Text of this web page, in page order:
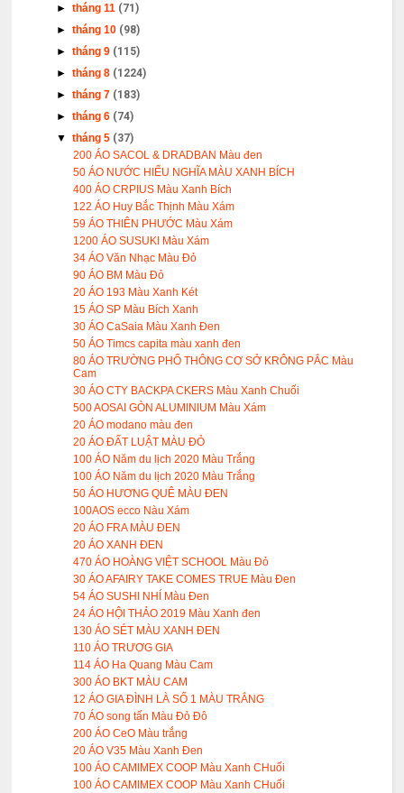
►tháng 11 (71)
►tháng 10 (98)
►tháng 9 (115)
►tháng 8 (1224)
►tháng 7 (183)
►tháng 6 (74)
▼tháng 5 (37)
200 ÁO SACOL & DRADBAN Màu đen
50 ÁO NƯỚC HIẾU NGHĨA MÀU XANH BÍCH
400 ÁO CRPIUS Màu Xanh Bích
122 ÁO Huy Bắc Thịnh Màu Xám
59 ÁO THIÊN PHƯỚC Màu Xám
1200 ÁO SUSUKI Màu Xám
34 ÁO Văn Nhạc Màu Đỏ
90 ÁO BM Màu Đỏ
20 ÁO 193 Màu Xanh Két
15 ÁO SP Màu Bích Xanh
30 ÁO CaSaia Màu Xanh Đen
50 ÁO Timcs capita màu xanh đen
80 ÁO TRƯỜNG PHỔ THÔNG CƠ SỞ KRÔNG PẮC Màu
Cam
30 ÁO CTY BACKPA CKERS Màu Xanh Chuối
500 AOSAI GÒN ALUMINIUM Màu Xám
20 ÁO modano màu đen
20 ÁO ĐẤT LUẬT MÀU ĐỎ
100 ÁO Năm du lịch 2020 Màu Trắng
100 ÁO Năm du lịch 2020 Màu Trắng
50 ÁO HƯƠNG QUÊ MÀU ĐEN
100AOS ecco Nàu Xám
20 ÁO FRA MÀU ĐEN
20 ÁO XANH ĐEN
470 ÁO HOÀNG VIỆT SCHOOL Màu Đỏ
30 ÁO AFAIRY TAKE COMES TRUE Màu Đen
54 ÁO SUSHI NHÍ Màu Đen
24 ÁO HỘI THẢO 2019 Màu Xanh đen
130 ÁO SÉT MÀU XANH ĐEN
110 ÁO TRƯƠG GIA
114 ÁO Ha Quang Màu Cam
300 ÁO BKT MÀU CAM
12 ÁO GIA ĐÌNH LÀ SỐ 1 MÀU TRẮNG
70 ÁO song tấn Màu Đỏ Đô
200 ÁO CeO Màu trắng
20 ÁO V35 Màu Xanh Đen
100 ÁO CAMIMEX COOP Màu Xanh CHuối
100 ÁO CAMIMEX COOP Màu Xanh CHuối